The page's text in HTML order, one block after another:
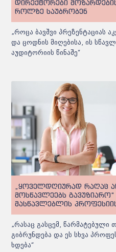
დირექტორები
როლზე საუბრობენ
„როცა ბავშვი პრეზენტაციას
და ცოდნის მიღებისა, ის
აუდიტორიის წინაშე“
„ყოველდღიურად რაღაც
მოსწავლეებს
მასწავლებლის
„რასაც გასცემ, წარმატებული
გიბრუნდება და ეს სხვა
ხდება“